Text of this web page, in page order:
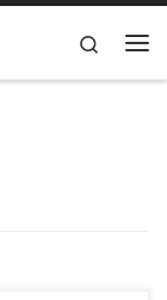
Search